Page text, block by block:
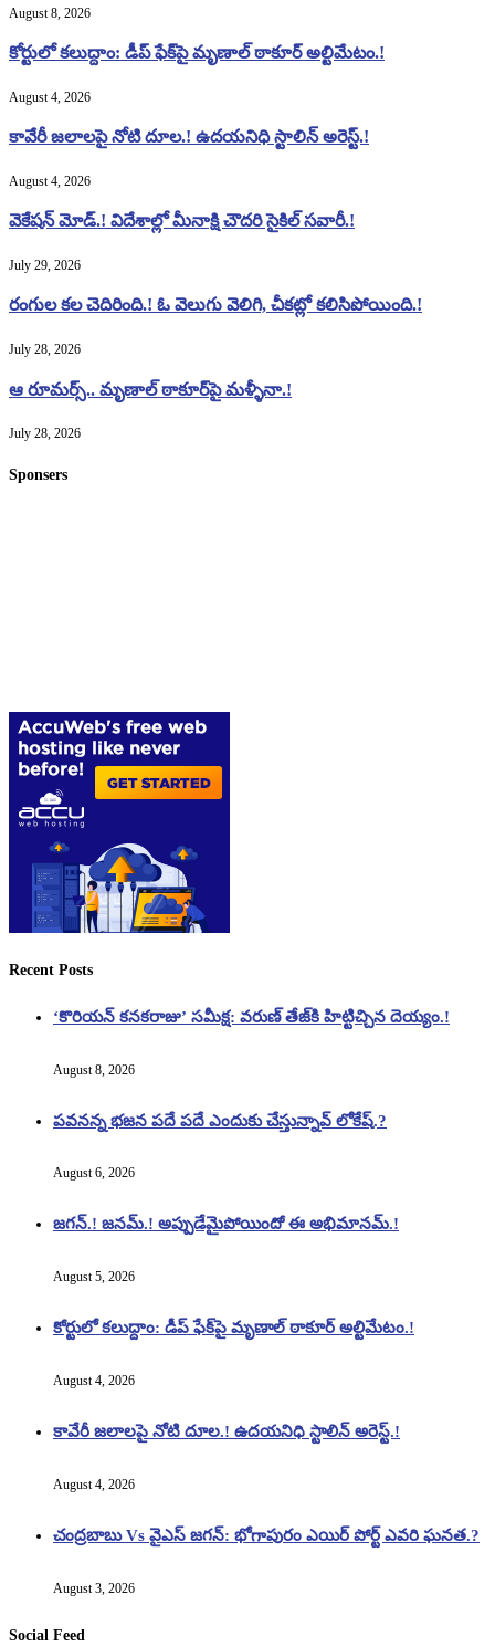
August 8, 2026
కోర్టులో కలుద్దాం: డీప్ ఫేక్‌పై మృణాల్ ఠాకూర్ అల్టిమేటం.!
August 4, 2026
కావేరీ జలాలపై నోటి దూల.! ఉదయనిధి స్టాలిన్ అరెస్ట్.!
August 4, 2026
వెకేషన్ మోడ్.! విదేశాల్లో మీనాక్షి చౌదరి సైకిల్ సవారీ.!
July 29, 2026
రంగుల కల చెదిరింది.! ఓ వెలుగు వెలిగి, చీకట్లో కలిసిపోయింది.!
July 28, 2026
ఆ రూమర్స్.. మృణాల్ ఠాకూర్‌పై మళ్ళీనా.!
July 28, 2026
Sponsers
Recent Posts
‘కొరియన్ కనకరాజు’ సమీక్ష: వరుణ్ తేజ్‌కి హిట్టిచ్చిన దెయ్యం.!
August 8, 2026
పవనన్న భజన పదే పదే ఎందుకు చేస్తున్నావ్ లోకేష్.?
August 6, 2026
జగన్.! జనమ్.! అప్పుడేమైపోయిందో ఈ అభిమానమ్.!
August 5, 2026
కోర్టులో కలుద్దాం: డీప్ ఫేక్‌పై మృణాల్ ఠాకూర్ అల్టిమేటం.!
August 4, 2026
కావేరీ జలాలపై నోటి దూల.! ఉదయనిధి స్టాలిన్ అరెస్ట్.!
August 4, 2026
చంద్రబాబు Vs వైఎస్ జగన్: భోగాపురం ఎయిర్ పోర్ట్ ఎవరి ఘనత.?
August 3, 2026
Social Feed